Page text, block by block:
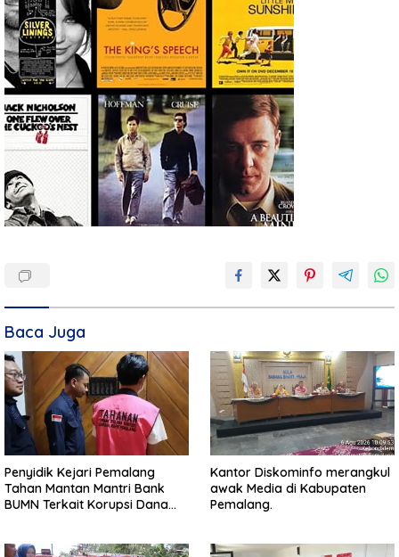
Baca Juga
Penyidik Kejari Pemalang
Tahan Mantan Mantri Bank
BUMN Terkait Korupsi Dana
Kantor Diskominfo merangkul
awak Media di Kabupaten
Pemalang.